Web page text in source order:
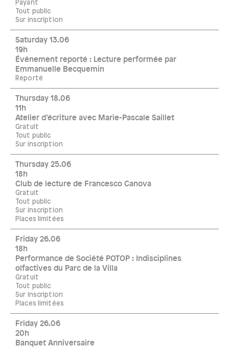
Payant
Tout public
Sur inscription
Saturday 13.06
19h
Événement reporté : Lecture performée par
Emmanuelle Becquemin
Reporté
Thursday 18.06
11h
Atelier d’écriture avec Marie-Pascale Saillet
Gratuit
Tout public
Sur inscription
Thursday 25.06
18h
Club de lecture de Francesco Canova
Gratuit
Tout public
Sur inscription
Places limitées
Friday 26.06
18h
Performance de Société POTOP : Indisciplines
olfactives du Parc de la Villa
Gratuit
Tout public
Sur inscription
Places limitées
Friday 26.06
20h
Banquet Anniversaire